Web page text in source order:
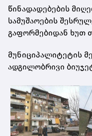
წინადადებების
სამუშაოების
გაფორმებიდან ხუთ
მუნიციპალიტეტის
ადგილობრივი